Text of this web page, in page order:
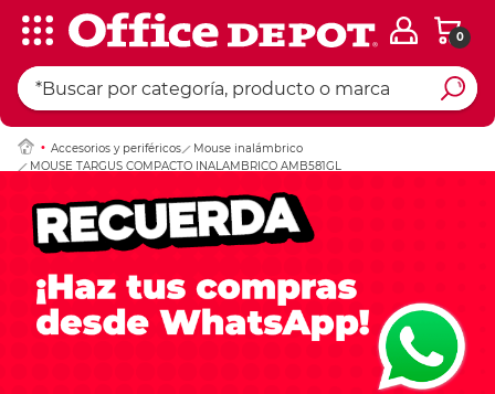
0
Accesorios y periféricos
Mouse inalámbrico
MOUSE TARGUS COMPACTO INALAMBRICO AMB581GL
Ingresar Codigo